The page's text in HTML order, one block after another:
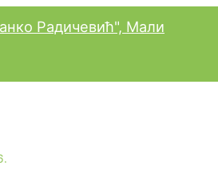
Радичевић", Мали